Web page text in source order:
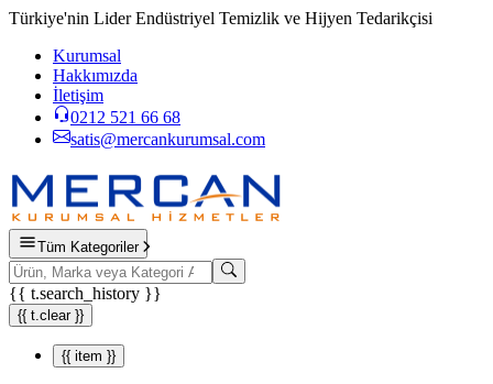
Türkiye'nin Lider Endüstriyel Temizlik ve Hijyen Tedarikçisi
Kurumsal
Hakkımızda
İletişim
0212 521 66 68
satis@mercankurumsal.com
Tüm Kategoriler
{{ t.search_history }}
{{ t.clear }}
{{ item }}